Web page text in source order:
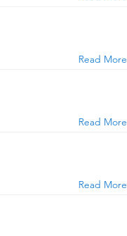
Read More
Read More
Read More